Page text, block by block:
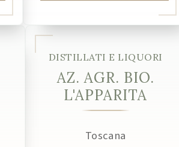
DISTILLATI E LIQUORI
AZ. AGR. BIO.
L'APPARITA
Toscana